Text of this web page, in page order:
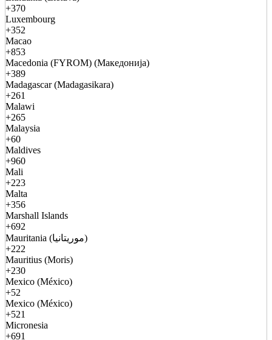
+370
Luxembourg
+352
Macao
+853
Macedonia (FYROM) (Македонија)
+389
Madagascar (Madagasikara)
+261
Malawi
+265
Malaysia
+60
Maldives
+960
Mali
+223
Malta
+356
Marshall Islands
+692
Mauritania (موريتانيا)
+222
Mauritius (Moris)
+230
Mexico (México)
+52
Mexico (México)
+521
Micronesia
+691